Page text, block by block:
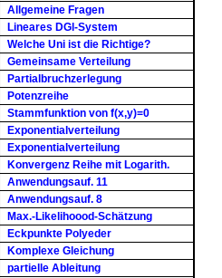
Allgemeine Fragen
Lineares DGl-System
Welche Uni ist die Richtige?
Gemeinsame Verteilung
Partialbruchzerlegung
Potenzreihe
Stammfunktion von f(x,y)=0
Exponentialverteilung
Exponentialverteilung
Konvergenz Reihe mit Logarith.
Anwendungsauf. 11
Anwendungsauf. 8
Max.-Likelihoood-Schätzung
Eckpunkte Polyeder
Komplexe Gleichung
partielle Ableitung